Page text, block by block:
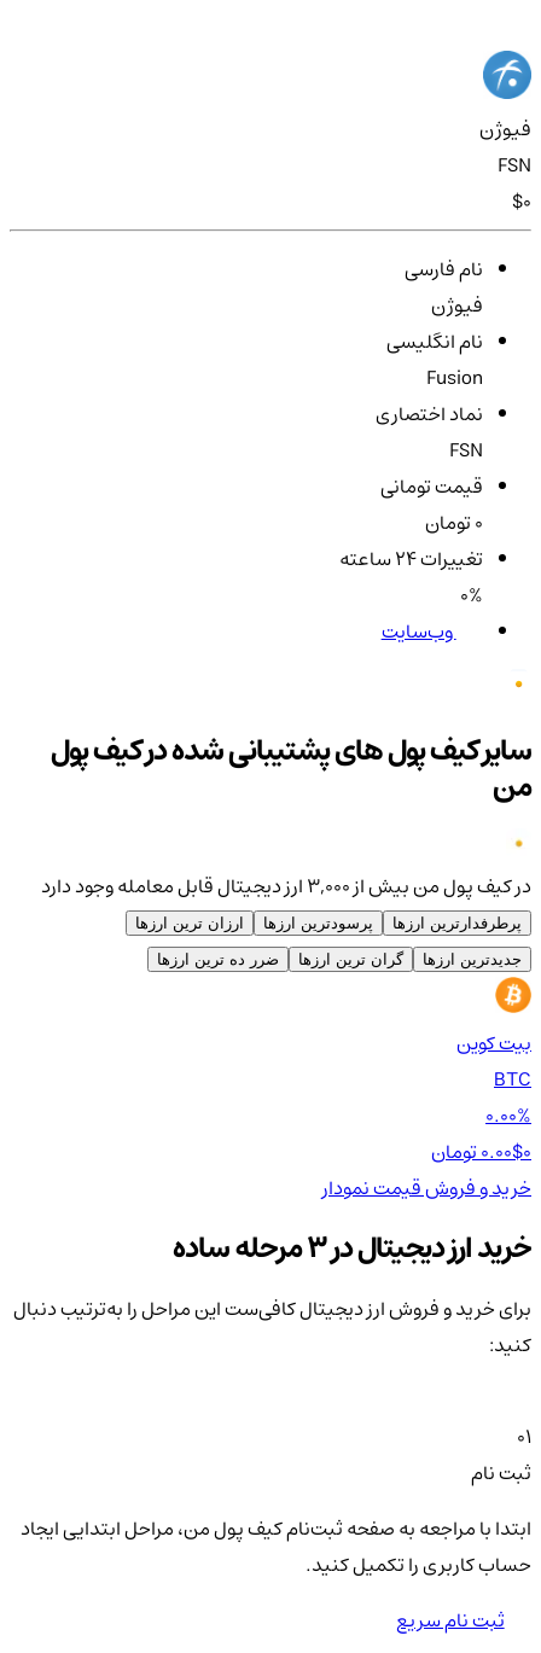
فیوژن
FSN
$0
نام فارسی
فیوژن
نام انگلیسی
Fusion
نماد اختصاری
FSN
قیمت تومانی
تغییرات ۲۴ ساعته
0%
وب‌سایت
سایر کیف پول های پشتیبانی شده در کیف پول
من
در کیف پول من بیش از ۳,۰۰۰ ارز دیجیتال قابل معامله وجود دارد
پرطرفدارترین ارزها پرسودترین ارزها
ارزان ترین ارزها
جدیدترین ارزها
گران ترین ارزها ضرر ده ترین ارزها
بیت کوین
BTC
0.00%
0.00$
خرید و فروشقیمتنمودار
خرید ارز دیجیتال در 3 مرحله ساده
برای خرید و فروش ارز دیجیتال کافی‌ست این مراحل را به‌ترتیب دنبال
کنید:
01
ثبت نام
ابتدا با مراجعه به صفحه ثبت‌نام کیف‌ پول من، مراحل ابتدایی ایجاد
حساب کاربری را تکمیل کنید.
ثبت نام سریع